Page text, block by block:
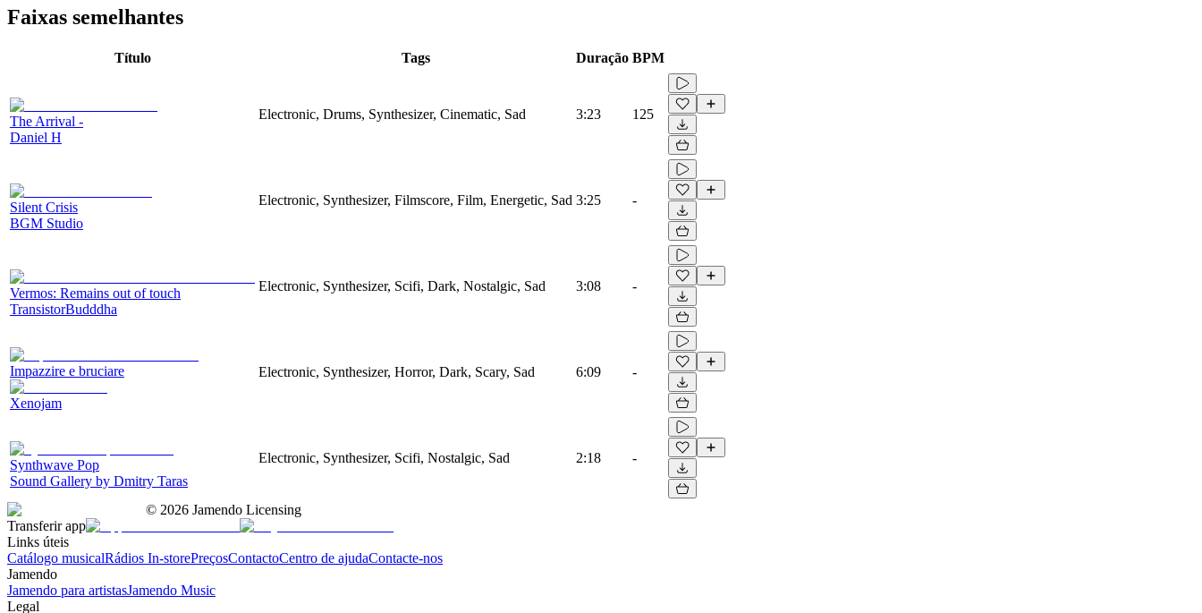
Faixas semelhantes
Título Tags Duração BPM
The Arrival -
Daniel H
Electronic, Drums, Synthesizer, Cinematic, Sad 3:23 125
Silent Crisis
BGM Studio
Electronic, Synthesizer, Filmscore, Film, Energetic, Sad 3:25 -
Vermos: Remains out of touch
TransistorBudddha
Electronic, Synthesizer, Scifi, Dark, Nostalgic, Sad 3:08 -
Impazzire e bruciare
Xenojam
Electronic, Synthesizer, Horror, Dark, Scary, Sad 6:09 -
Synthwave Pop
Sound Gallery by Dmitry Taras
Electronic, Synthesizer, Scifi, Nostalgic, Sad 2:18 -
© 2026 Jamendo Licensing
Transferir app
Links úteis
Catálogo musicalRádios In-storePreçosContactoCentro de ajudaContacte-nos
Jamendo
Jamendo para artistasJamendo Music
Legal